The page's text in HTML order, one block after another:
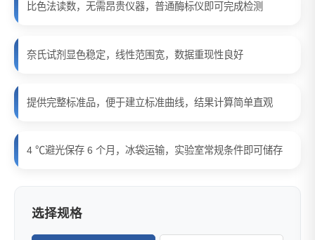
比色法读数，无需昂贵仪器，普通酶标仪即可完成检测
奈氏试剂显色稳定，线性范围宽，数据重现性良好
提供完整标准品，便于建立标准曲线，结果计算简单直观
4 ℃避光保存 6 个月，冰袋运输，实验室常规条件即可储存
选择规格